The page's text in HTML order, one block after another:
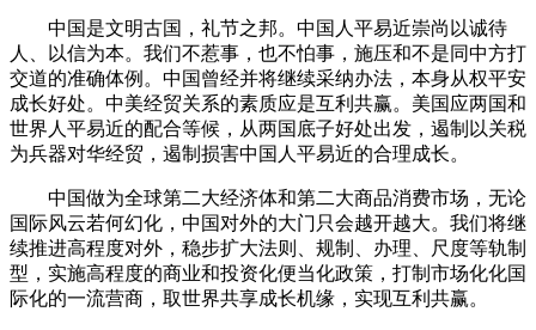
中国是文明古国，礼节之邦。中国人平易近崇尚以诚待
人、以信为本。我们不惹事，也不怕事，施压和不是同中方打
交道的准确体例。中国曾经并将继续采纳办法，本身从权平安
成长好处。中美经贸关系的素质应是互利共赢。美国应两国和
世界人平易近的配合等候，从两国底子好处出发，遏制以关税
为兵器对华经贸，遏制损害中国人平易近的合理成长。
中国做为全球第二大经济体和第二大商品消费市场，无论
国际风云若何幻化，中国对外的大门只会越开越大。我们将继
续推进高程度对外，稳步扩大法则、规制、办理、尺度等轨制
型，实施高程度的商业和投资化便当化政策，打制市场化化国
际化的一流营商，取世界共享成长机缘，实现互利共赢。